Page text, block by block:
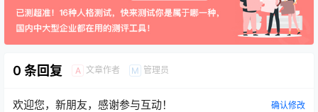
0 条回复 A 文章作者 M 管理员
欢迎您，新朋友，感谢参与互动！ 确认修改